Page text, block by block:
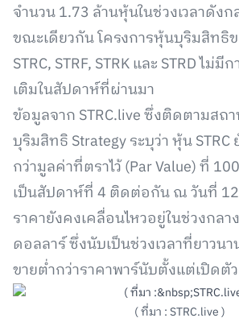
จำนวน 1.73 ล้านหุ้นในช่วงเวลาดังก
ขณะเดียวกัน โครงการหุ้นบุริมสิทธิ
STRC, STRF, STRK และ STRD ไม่
เติมในสัปดาห์ที่ผ่านมา
ข้อมูลจาก STRC.live ซึ่งติดตามสถ
บุริมสิทธิ Strategy ระบุว่า หุ้น
กว่ามูลค่าที่ตราไว้ (Par Value) ที่
เป็นสัปดาห์ที่ 4 ติดต่อกัน ณ วันที่
ราคายังคงเคลื่อนไหวอยู่ในช่วงกลา
ดอลลาร์ ซึ่งนับเป็นช่วงเวลาที่ยาว
ขายต่ำกว่าราคาพาร์นับตั้งแต่เปิดตัว
( ที่มา : STRC.live )